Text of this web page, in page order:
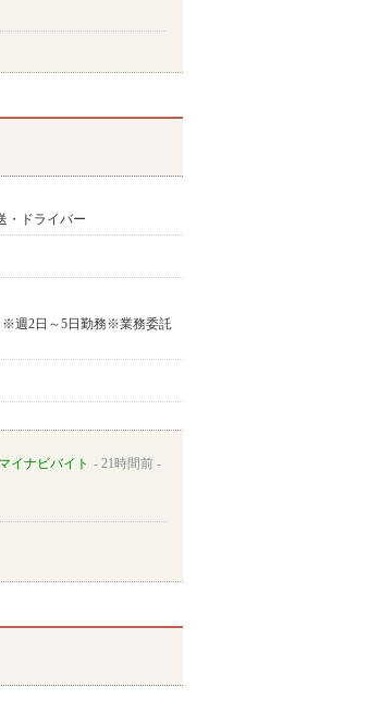
・ドライバー
※週2日～5日勤務※業務委託
マイナビバイト 21時間前